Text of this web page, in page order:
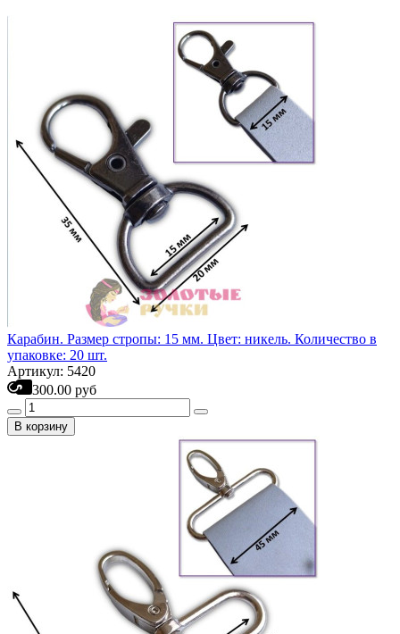
Карабин. Размер стропы: 15 мм. Цвет: никель. Количество в
упаковке: 20 шт.
Артикул: 5420
300.00 руб
В корзину